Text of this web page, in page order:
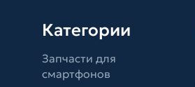
Категории
Запчасти для
смартфонов